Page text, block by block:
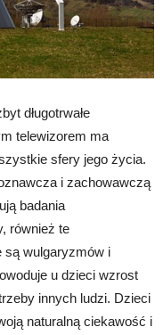
długotrwałe
telewizorem ma
sfery jego życia.
i zachowawczą
badania
również te
są wulgaryzmów i
u dzieci wzrost
innych ludzi. Dzieci
naturalną ciekawość i